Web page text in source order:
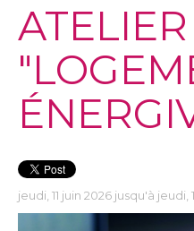
ATELIER
jeudi, 11 juin 2026 jusqu'à jeudi,